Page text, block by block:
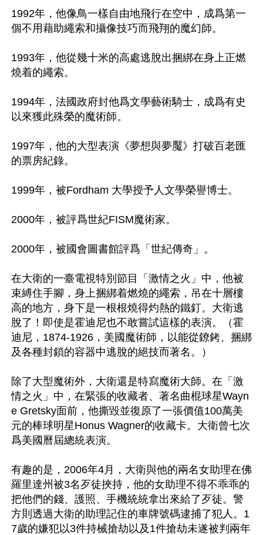
1992年，他像鳥一樣自由地飛行在空中，成爲第一
個不用藉助繩索和攝像技巧而飛翔的魔幻師。
1993年，他從幾十米的高處逃脫出捆綁在身上正燃
燒着的繩索。
1994年，法國政府封他爲文學藝術騎士，成爲有史
以來獲此殊榮的魔術師。
1997年，他的大型表演《夢想與夢魘》打破百老匯
的票房紀錄。
1999年，被Fordham 大學授予人文學榮譽博士。
2000年，被評爲世紀FISM魔術家。
2000年，被國會圖書館評爲「世紀傳奇」。
在大衛的一臺電視特別節目「激情之火」中，他被
束縛住手腳，身上捆綁着燃燒的繩索，吊在十層樓
高的地方，身下是一根根燒得灼熱的鐵釘。大衛逃
脫了！即使是霍迪尼也不敢嘗試這樣的表演。（霍
迪尼，1874-1926，美國魔術師，以能從鐐銬、捆綁
及各種封鎖的容器中逃脫的絕技而著名。）
除了大型魔術外，大衛還是特寫魔術大師。在「激
情之火」中，在緊張的收藏者、著名曲棍球星Wayn
e Gretsky面前，他撕毀並復原了一張價值100萬美
元的棒球明星Honus Wagner的收藏卡。大衛曾七次
爲美國曆屆總統表演。
有趣的是，2006年4月，大衛與他的兩名女助理在佛
羅里達州被3名歹徒挾持，他的女助理不得不乖乖的
把他們的錢、護照、手機統統拿出來給了歹徒。警
方則透過大衛的助理記住的車牌號碼逮捕了犯人。1
7歲的嫌犯以3件持械搶劫以及1件搶劫未遂被判兩年